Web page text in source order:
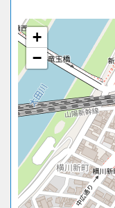
+
−